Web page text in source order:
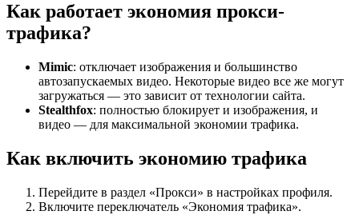
Как работает экономия прокси-
трафика?
Mimic: отключает изображения и большинство
автозапускаемых видео. Некоторые видео все же могут
загружаться — это зависит от технологии сайта.
Stealthfox: полностью блокирует и изображения, и
видео — для максимальной экономии трафика.
Как включить экономию трафика
Перейдите в раздел «Прокси» в настройках профиля.
Включите переключатель «Экономия трафика».